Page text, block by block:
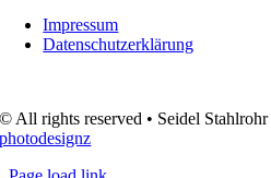
Impressum
Datenschutzerklärung
© All rights reserved • Seidel
photodesignz